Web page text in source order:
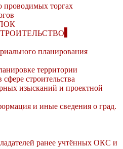
торгах
планирования
территории
строительства
изысканий и проектной
и иные сведения о град.
ранее учтённых ОКС и